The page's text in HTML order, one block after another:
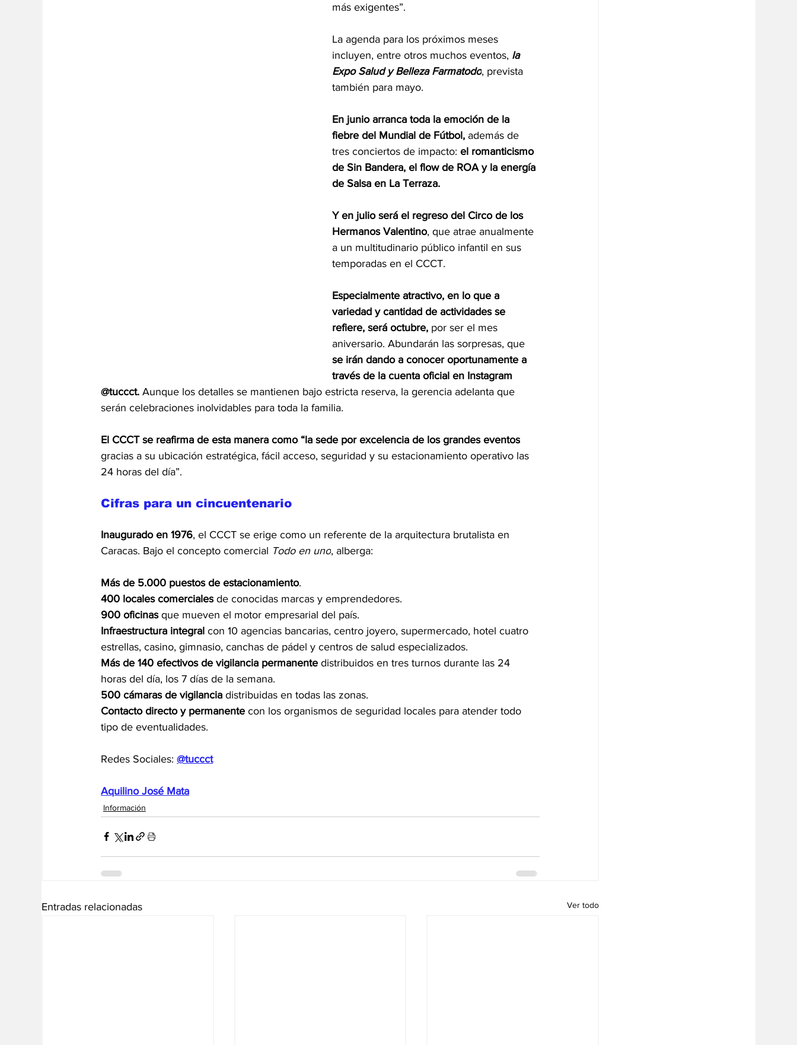
más exigentes”.
La agenda para los próximos meses
incluyen, entre otros muchos eventos, la
Expo Salud y Belleza Farmatodo, prevista
también para mayo.
En junio arranca toda la emoción de la
fiebre del Mundial de Fútbol, además de
tres conciertos de impacto: el romanticismo
de Sin Bandera, el flow de ROA y la energía
de Salsa en La Terraza.
Y en julio será el regreso del Circo de los
Hermanos Valentino, que atrae anualmente
a un multitudinario público infantil en sus
temporadas en el CCCT.
Especialmente atractivo, en lo que a
variedad y cantidad de actividades se
refiere, será octubre, por ser el mes
aniversario. Abundarán las sorpresas, que
se irán dando a conocer oportunamente a
través de la cuenta oficial en Instagram
@tuccct. Aunque los detalles se mantienen bajo estricta reserva, la gerencia adelanta que
serán celebraciones inolvidables para toda la familia.
El CCCT se reafirma de esta manera como “la sede por excelencia de los grandes eventos
gracias a su ubicación estratégica, fácil acceso, seguridad y su estacionamiento operativo las
24 horas del día”.
Cifras para un cincuentenario
Inaugurado en 1976, el CCCT se erige como un referente de la arquitectura brutalista en
Caracas. Bajo el concepto comercial Todo en uno, alberga:
Más de 5.000 puestos de estacionamiento.
400 locales comerciales de conocidas marcas y emprendedores.
900 oficinas que mueven el motor empresarial del país.
Infraestructura integral con 10 agencias bancarias, centro joyero, supermercado, hotel cuatro
estrellas, casino, gimnasio, canchas de pádel y centros de salud especializados.
Más de 140 efectivos de vigilancia permanente distribuidos en tres turnos durante las 24
horas del día, los 7 días de la semana.
500 cámaras de vigilancia distribuidas en todas las zonas.
Contacto directo y permanente con los organismos de seguridad locales para atender todo
tipo de eventualidades.
Redes Sociales: @tuccct
Aquilino José Mata
Información
Entradas relacionadas Ver todo